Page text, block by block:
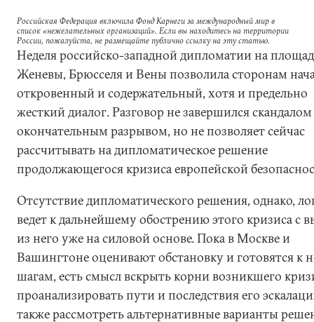
Российская Федерация включила Фонд Карнеги за международный мир в
список «нежелательных организаций». Если вы находитесь на территории
России, пожалуйста, не размещайте публично ссылку на эту статью.
Неделя российско-западной дипломатии на
Женевы, Брюсселя и Вены позволила сторонам
откровенный и содержательный, хотя и предельно
жесткий диалог. Разговор не завершился
окончательным разрывом, но не позволяет сейчас
рассчитывать на дипломатическое решение
продолжающегося кризиса европейской
Отсутствие дипломатического решения, однако,
ведет к дальнейшему обострению этого кризиса с
из него уже на силовой основе. Пока в Москве и
Вашингтоне оценивают обстановку и готовятся к
шагам, есть смысл вскрыть корни возникшего
проанализировать пути и последствия его
также рассмотреть альтернативные варианты